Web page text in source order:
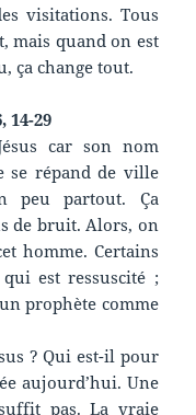
visitations. Tous
mais quand on est
ça change tout.
14-29
car son nom
se répand de ville
partout. Ça
de bruit. Alors, on
homme. Certains
qui est ressuscité ;
prophète comme
? Qui est-il pour
aujourd’hui. Une
pas. La vraie